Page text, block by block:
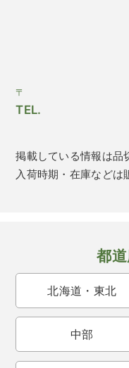
〒
TEL.
掲載している情報は品
入荷時期・在庫などは
都
北海道・東北
中部